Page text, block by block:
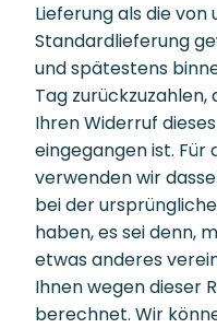
Lieferung als die
Standardlieferung
und spätestens
Tag
Ihren Widerruf
eingegangen ist. Für
verwenden wir
bei der
haben, es sei denn,
etwas anderes
Ihnen wegen dieser
berechnet. Wir